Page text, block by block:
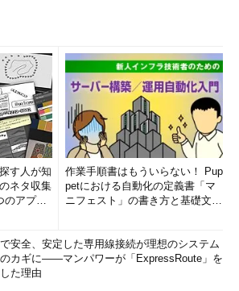
す人が知
ネタ収集
のアプリ
作業手順書はもういらない！ Pup
petにおける自動化の定義書「マ
ニフェスト」の書き方と基礎文法
安全、安定した専用線接続が理想のシステム
カギに――マンパワーが「ExpressRoute」を
た理由